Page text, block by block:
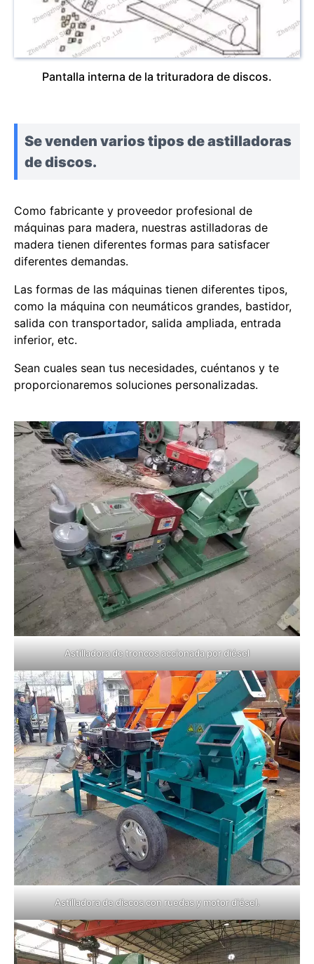
Pantalla interna de la trituradora de discos.
Se venden varios tipos de astilladoras
de discos.
Como fabricante y proveedor profesional de
máquinas para madera, nuestras astilladoras de
madera tienen diferentes formas para satisfacer
diferentes demandas.
Las formas de las máquinas tienen diferentes tipos,
como la máquina con neumáticos grandes, bastidor,
salida con transportador, salida ampliada, entrada
inferior, etc.
Sean cuales sean tus necesidades, cuéntanos y te
proporcionaremos soluciones personalizadas.
Astilladora de troncos accionada por diésel
Astilladora de discos con ruedas y motor diésel.